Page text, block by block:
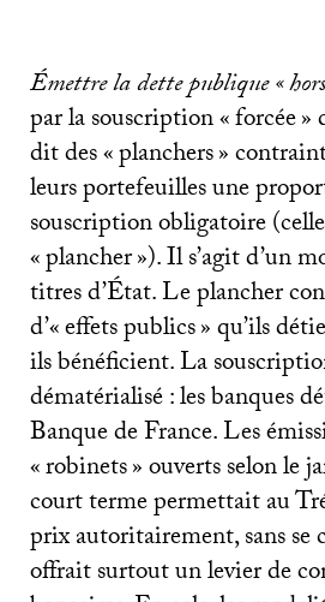
Émettre la dette publique «
par la souscription «forcée»
dit des «planchers»
leurs portefeuilles une
souscription obligatoire
«plancher»). Il s’agit d’un
titres d’État. Le plancher
d’«effets publics» qu’ils
ils bénéficient. La
dématérialisé : les banques
Banque de France. Les
«robinets» ouverts selon le
court terme permettait au
prix autoritairement, sans se
offrait surtout un levier de